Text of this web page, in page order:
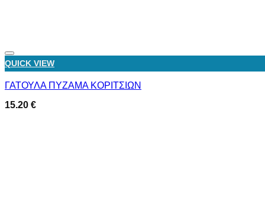
QUICK VIEW
ΓΑΤΟΥΛΑ ΠΥΖΑΜΑ ΚΟΡΙΤΣΙΩΝ
15.20 €